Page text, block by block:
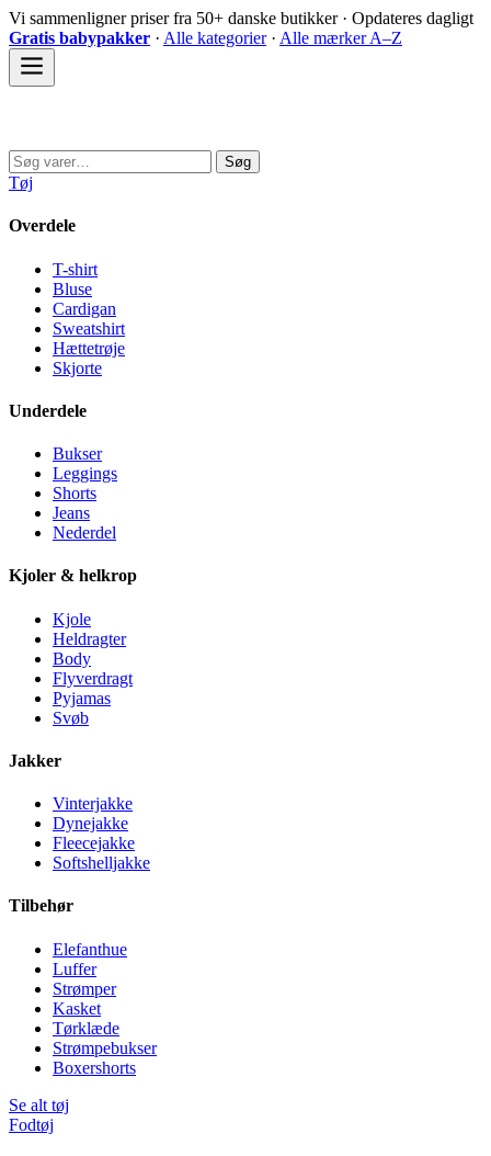
Spring
til
indhold
Vi sammenligner priser fra 50+ danske butikker · Opdateres dagligt
Gratis babypakker · Alle kategorier· Alle mærker A–Z
Søg
efter:
Søg
Tøj
Overdele
T-shirt
Bluse
Cardigan
Sweatshirt
Hættetrøje
Skjorte
Underdele
Bukser
Leggings
Shorts
Jeans
Nederdel
Kjoler & helkrop
Kjole
Heldragter
Body
Flyverdragt
Pyjamas
Svøb
Jakker
Vinterjakke
Dynejakke
Fleecejakke
Softshelljakke
Tilbehør
Elefanthue
Luffer
Strømper
Kasket
Tørklæde
Strømpebukser
Boxershorts
Se alt tøj
Fodtøj